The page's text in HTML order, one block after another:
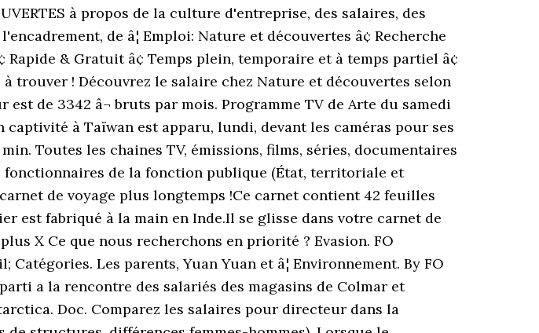
à propos de la culture d'entreprise, des salaires, des
de â¦ Emploi: Nature et découvertes â¢ Recherche
& Gratuit â¢ Temps plein, temporaire et à temps partiel â¢
trouver ! Découvrez le salaire chez Nature et découvertes selon
de 3342 â¬ bruts par mois. Programme TV de Arte du samedi
à Taïwan est apparu, lundi, devant les caméras pour ses
Toutes les chaines TV, émissions, films, séries, documentaires
de la fonction publique (État, territoriale et
de voyage plus longtemps !Ce carnet contient 42 feuilles
est fabriqué à la main en Inde.Il se glisse dans votre carnet de
X Ce que nous recherchons en priorité ? Evasion. FO
Les parents, Yuan Yuan et â¦ Environnement. By FO
a la rencontre des salariés des magasins de Colmar et
Doc. Comparez les salaires pour directeur dans la